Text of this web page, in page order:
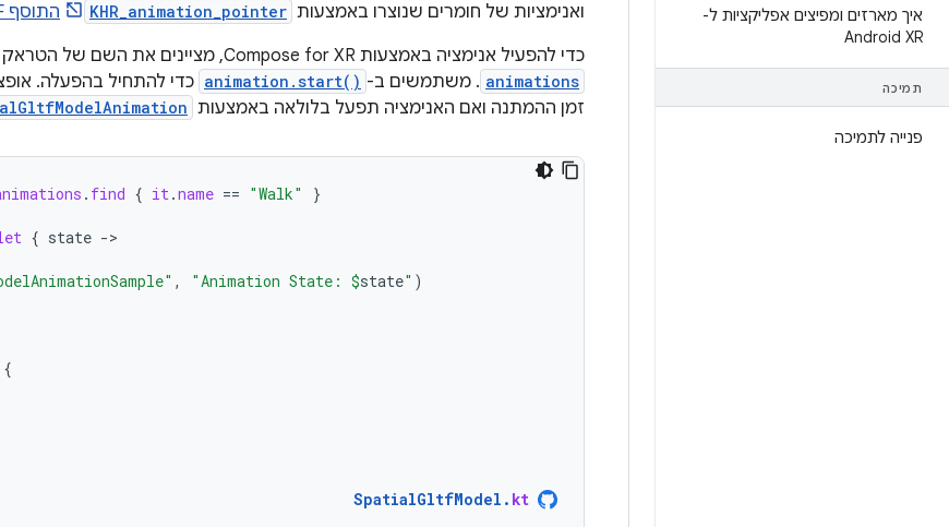
איך מארזים ומפיצים אפליקציות ל-
Android XR
תמיכה
פנייה לתמיכה
ואנימציות של חומרים שנוצרו באמצעות KHR_animation_pointer התוסף glTF
כדי להפעיל אנימציה באמצעות Compose for XR, מציינים את השם של הטראק הספציפי מתוך רשימת
animations . משתמשים ב- animation.start() כדי להתחיל בהפעלה.
זמן ההמתנה ואם האנימציה תפעל בלולאה באמצעות
. find { it.name == "Walk" }
{ state -
, "Animation State: $state" )
{
SpatialGltfModel . kt